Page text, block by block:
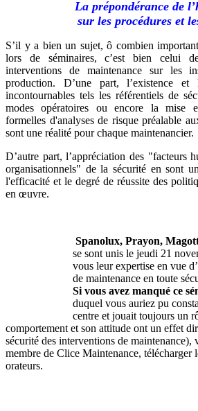
La prépondérance de
sur les procédures et
S’il y a bien un sujet, ô combien
lors de séminaires, c’est bien celui
interventions de maintenance sur les
production. D’une part, l’existence
incontournables tels les référentiels de
modes opératoires ou encore la mise
formelles d'analyses de risque préalable
sont une réalité pour chaque maintenancier.
D’autre part, l’appréciation des "facteurs
organisationnels" de la sécurité en sont
l'efficacité et le degré de réussite des
en œuvre.
Spanolux, Prayon,
se sont unis le jeudi 21
vous leur expertise en vue
de maintenance en toute
Si vous avez manqué ce
duquel vous auriez pu
centre et jouait toujours un
comportement et son attitude ont un effet
sécurité des interventions de maintenance),
membre de Clice Maintenance, télécharger
orateurs.